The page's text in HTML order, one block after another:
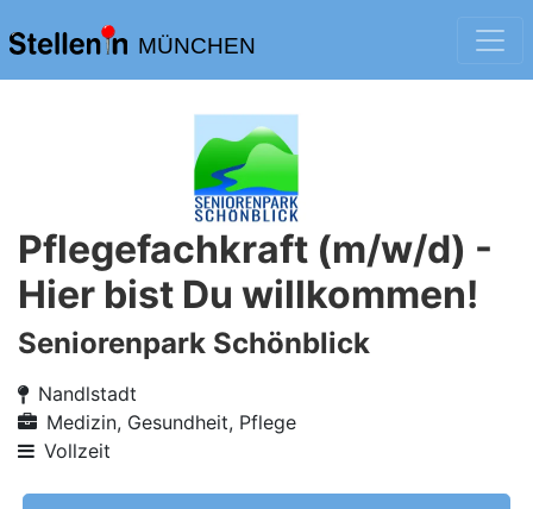
MÜNCHEN
Pflegefachkraft (m/w/d) -
Hier bist Du willkommen!
Seniorenpark Schönblick
Nandlstadt
Medizin, Gesundheit, Pflege
Vollzeit